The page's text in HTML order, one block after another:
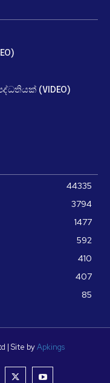
(VIDEO)
44335
3794
1477
592
410
407
85
| Site byApkings